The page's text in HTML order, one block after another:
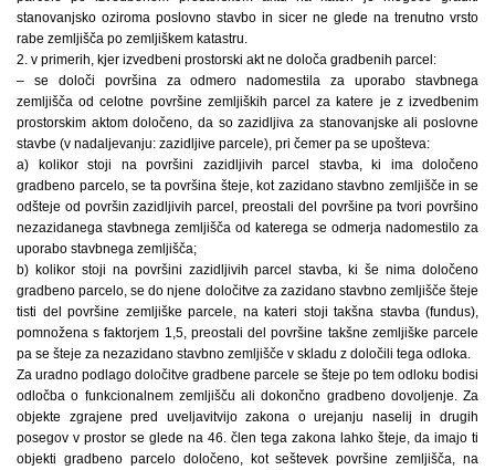
stanovanjsko oziroma poslovno stavbo in sicer ne glede na trenutno vrsto
rabe zemljišča po zemljiškem katastru.
2. v primerih, kjer izvedbeni prostorski akt ne določa gradbenih parcel:
– se določi površina za odmero nadomestila za uporabo stavbnega
zemljišča od celotne površine zemljiških parcel za katere je z izvedbenim
prostorskim aktom določeno, da so zazidljiva za stanovanjske ali poslovne
stavbe (v nadaljevanju: zazidljive parcele), pri čemer pa se upošteva:
a) kolikor stoji na površini zazidljivih parcel stavba, ki ima določeno
gradbeno parcelo, se ta površina šteje, kot zazidano stavbno zemljišče in se
odšteje od površin zazidljivih parcel, preostali del površine pa tvori površino
nezazidanega stavbnega zemljišča od katerega se odmerja nadomestilo za
uporabo stavbnega zemljišča;
b) kolikor stoji na površini zazidljivih parcel stavba, ki še nima določeno
gradbeno parcelo, se do njene določitve za zazidano stavbno zemljišče šteje
tisti del površine zemljiške parcele, na kateri stoji takšna stavba (fundus),
pomnožena s faktorjem 1,5, preostali del površine takšne zemljiške parcele
pa se šteje za nezazidano stavbno zemljišče v skladu z določili tega odloka.
Za uradno podlago določitve gradbene parcele se šteje po tem odloku bodisi
odločba o funkcionalnem zemljišču ali dokončno gradbeno dovoljenje. Za
objekte zgrajene pred uveljavitvijo zakona o urejanju naselij in drugih
posegov v prostor se glede na 46. člen tega zakona lahko šteje, da imajo ti
objekti gradbeno parcelo določeno, kot seštevek površine zemljišča, na